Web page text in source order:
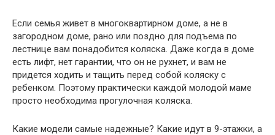
Если семья живет в многоквартирном доме, а не в
загородном доме, рано или поздно для подъема по
лестнице вам понадобится коляска. Даже когда в доме
есть лифт, нет гарантии, что он не рухнет, и вам не
придется ходить и тащить перед собой коляску с
ребенком. Поэтому практически каждой молодой маме
просто необходима прогулочная коляска.
Какие модели самые надежные? Какие идут в 9-этажки, а